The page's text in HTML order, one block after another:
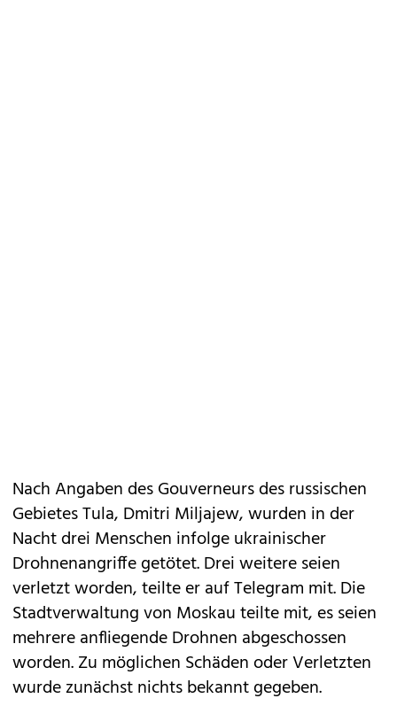
Nach Angaben des Gouverneurs des russischen
Gebietes Tula, Dmitri Miljajew, wurden in der
Nacht drei Menschen infolge ukrainischer
Drohnenangriffe getötet. Drei weitere seien
verletzt worden, teilte er auf Telegram mit. Die
Stadtverwaltung von Moskau teilte mit, es seien
mehrere anfliegende Drohnen abgeschossen
worden. Zu möglichen Schäden oder Verletzten
wurde zunächst nichts bekannt gegeben.